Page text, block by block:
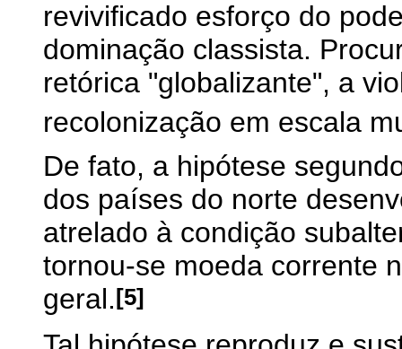
revivificado esforço do
dominação classista.
retórica "globalizante", a
recolonização em escala
De fato, a hipótese
dos países do norte
atrelado à condição
tornou-se moeda corrente
geral.[5]